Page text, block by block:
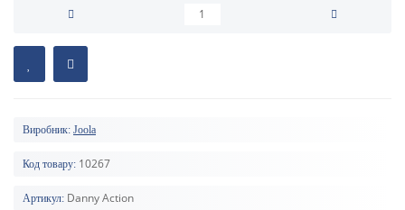
Виробник: Joola
Код товару: 10267
Артикул: Danny Action